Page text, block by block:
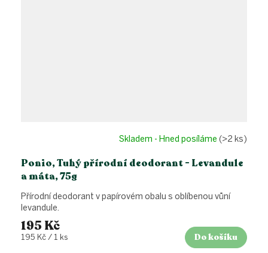
Ponio, Tuhý přírodní deodorant - Levandule
a máta, 75g
Skladem - Hned posíláme (>2 ks)
195 Kč
Měrná
195 Kč / 1 ks Do košíku
Přírodní deodorant v papírovém obalu s oblíbenou vůní
levandule.